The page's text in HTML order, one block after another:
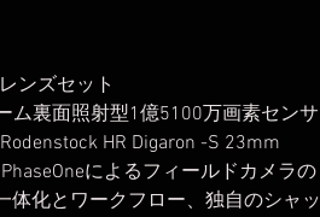
ンズセット
ム裏面照射型1億5100万画素センサ
HR Digaron -S 23mm
によるフィールドカメラの
化とワークフロー、独自のシャッ